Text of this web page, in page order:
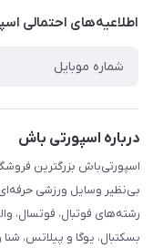
لیست کد رهگیری پستی
شرایط بازگردانی کالا
اطلاعیه‌های احتمالی
درباره اسپورتی باش
اسپورتی‌باش بزرگترین
بی‌نظیر وسایل ورزشی
رشته‌های فوتبال، فوتسال،
بسکتبال، یوگا و پیلاتس،